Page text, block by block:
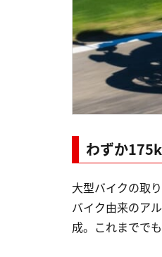
わずか
大型バイクの取
バイク由来のア
成。これまでで